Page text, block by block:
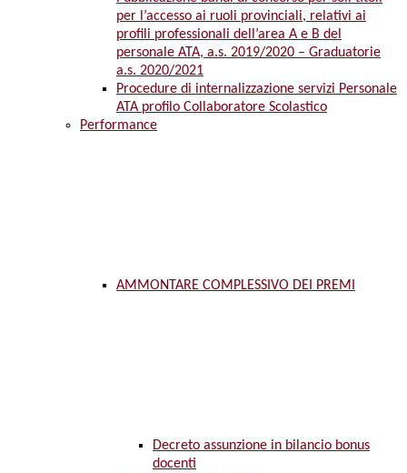
per l’accesso ai ruoli provinciali, relativi ai
profili professionali dell’area A e B del
personale ATA, a.s. 2019/2020 – Graduatorie
a.s. 2020/2021
Procedure di internalizzazione servizi Personale
ATA profilo Collaboratore Scolastico
Performance
AMMONTARE COMPLESSIVO DEI PREMI
Decreto assunzione in bilancio bonus
docenti